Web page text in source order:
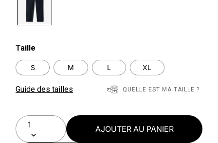
Taille
S M L XL
Guide des tailles QUELLE EST MA TAILLE ?
AJOUTER AU PANIER